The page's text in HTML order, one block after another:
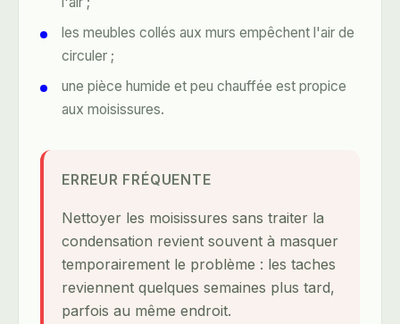
les meubles collés aux murs empêchent l'air de
circuler ;
une pièce humide et peu chauffée est propice
aux moisissures.
ERREUR FRÉQUENTE
Nettoyer les moisissures sans traiter la
condensation revient souvent à masquer
temporairement le problème : les taches
reviennent quelques semaines plus tard,
parfois au même endroit.